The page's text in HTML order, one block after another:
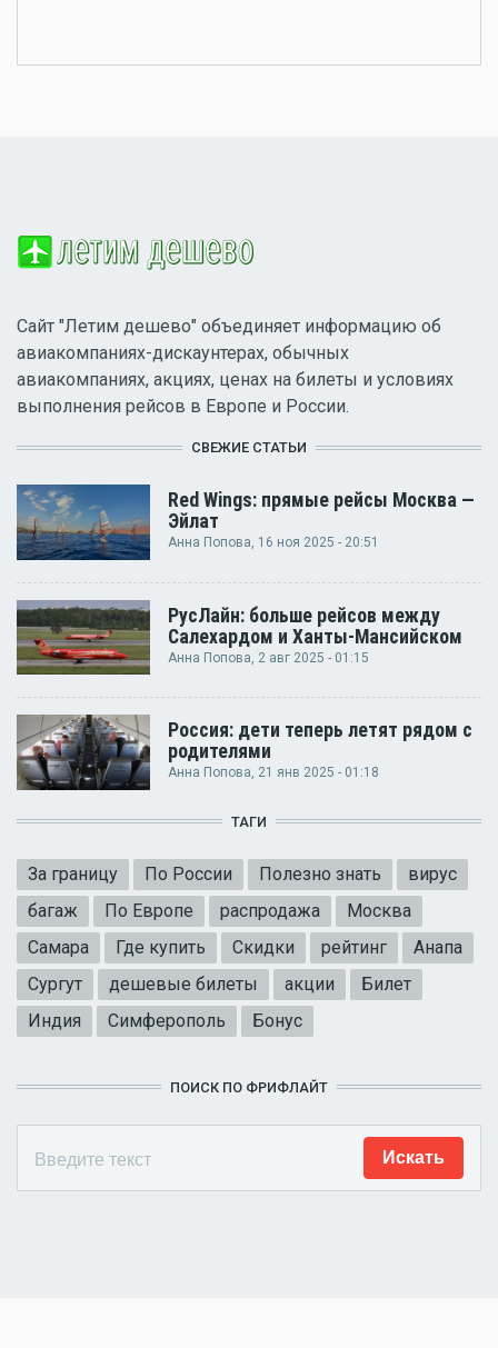
Сайт "Летим дешево" объединяет информацию об
авиакомпаниях-дискаунтерах, обычных
авиакомпаниях, акциях, ценах на билеты и условиях
выполнения рейсов в Европе и России.
СВЕЖИЕ СТАТЬИ
Red Wings: прямые рейсы Москва —
Эйлат
Анна Попова, 16 ноя 2025 - 20:51
РусЛайн: больше рейсов между
Салехардом и Ханты-Мансийском
Анна Попова , 2 авг 2025 - 01:15
Россия: дети теперь летят рядом с
родителями
Анна Попова, 21 янв 2025 - 01:18
ТАГИ
За границу По России Полезно знать
вирус
багаж
По Европе распродажа
Москва
Самара
Где купить Скидки рейтинг
Анапа
Сургут
дешевые билеты акции
Билет
Индия
Симферополь Бонус
ПОИСК ПО ФРИФЛАЙТ